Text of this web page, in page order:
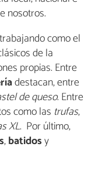
nosotros.
como el
de la
propias. Entre
destacan, entre
de queso. Entre
como las trufas,
XL. Por último,
,batidosy